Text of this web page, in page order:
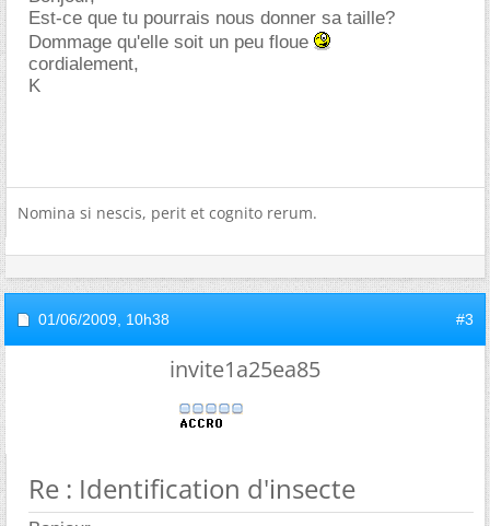
Est-ce que tu pourrais nous donner sa taille?
Dommage qu'elle soit un peu floue
cordialement,
K
Nomina si nescis, perit et cognito rerum.
01/06/2009, 10h38 #3
invite1a25ea85
Re : Identification d'insecte